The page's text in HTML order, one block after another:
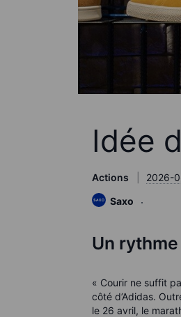
Idée
Actions 2026-
Saxo
Un
« Courir ne suffit
côté d’Adidas.
le 26 avril, le